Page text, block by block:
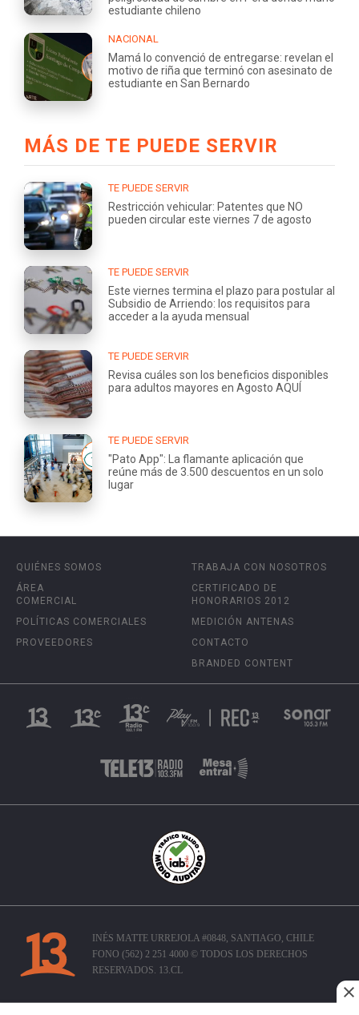
estudiante chileno
NACIONAL
Mamá lo convenció de entregarse: revelan el
motivo de riña que terminó con asesinato de
estudiante en San Bernardo
MÁS DE TE PUEDE SERVIR
TE PUEDE SERVIR
Restricción vehicular: Patentes que NO
pueden circular este viernes 7 de agosto
TE PUEDE SERVIR
Este viernes termina el plazo para postular al
Subsidio de Arriendo: los requisitos para
acceder a la ayuda mensual
TE PUEDE SERVIR
Revisa cuáles son los beneficios disponibles
para adultos mayores en Agosto AQUÍ
TE PUEDE SERVIR
"Pato App": La flamante aplicación que
reúne más de 3.500 descuentos en un solo
lugar
QUIÉNES SOMOS
ÁREA
COMERCIAL
POLÍTICAS COMERCIALES
PROVEEDORES
TRABAJA CON NOSOTROS
CERTIFICADO DE
HONORARIOS 2012
MEDICIÓN ANTENAS
CONTACTO
BRANDED CONTENT
INÉS MATTE URREJOLA #0848, SANTIAGO, CHILE
FONO (562) 2 251 4000 © TODOS LOS DERECHOS
RESERVADOS. 13.CL